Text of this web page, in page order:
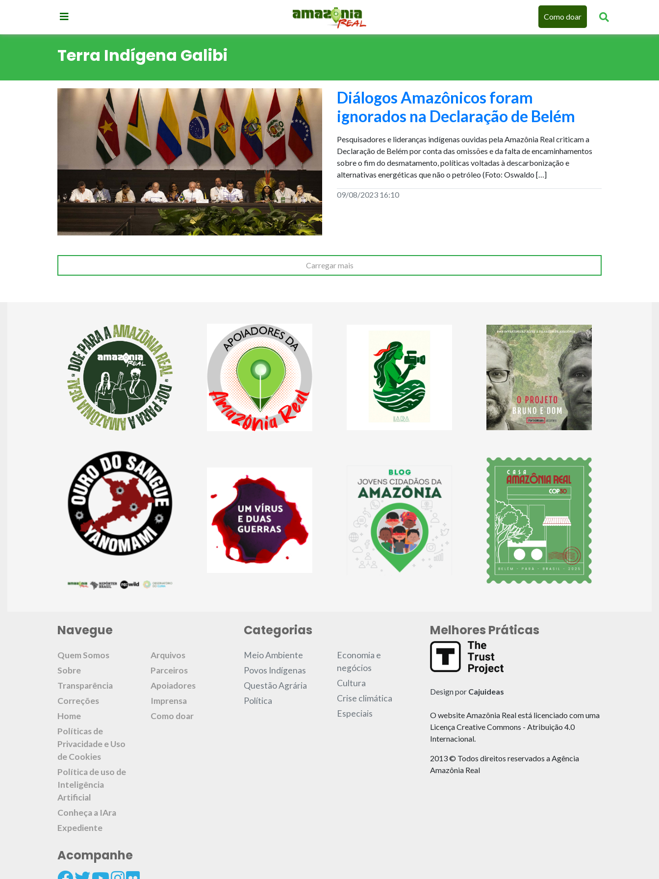
Como doar
Terra Indígena Galibi
Diálogos Amazônicos foram
ignorados na Declaração de Belém
Pesquisadores e lideranças indígenas ouvidas pela Amazônia Real criticam a
Declaração de Belém por conta das omissões e da falta de encaminhamentos
sobre o fim do desmatamento, políticas voltadas à descarbonização e
alternativas energéticas que não o petróleo (Foto: Oswaldo […]
09/08/2023 16:10
Carregar mais
Navegue
Quem Somos
Sobre
Transparência
Correções
Home
Políticas de
Privacidade e Uso
de Cookies
Política de uso de
Inteligência
Artificial
Conheça a IAra
Expediente
Arquivos
Parceiros
Apoiadores
Imprensa
Como doar
Acompanhe
Categorias
Meio Ambiente
Povos Indígenas
Questão Agrária
Política
Economia e
negócios
Cultura
Crise climática
Especiais
Melhores Práticas
Design por Cajuideas
O website Amazônia Real está licenciado com uma
Licença Creative Commons - Atribuição 4.0
Internacional.
2013 © Todos direitos reservados a Agência
Amazônia Real